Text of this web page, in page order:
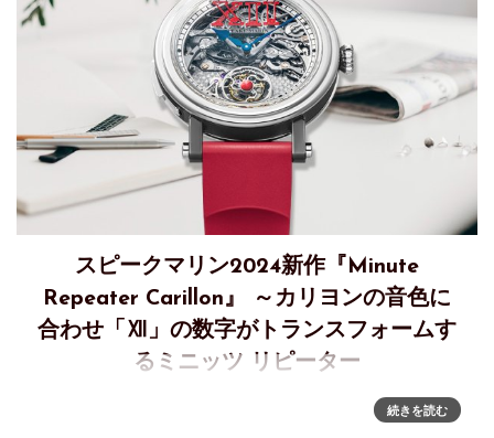
スピークマリン2024新作『Minute
Repeater Carillon』 ～カリヨンの音色に
合わせ「Ⅻ」の数字がトランスフォームす
るミニッツ リピーター
スピークマリン2024年新作モデル 『Minute Repeater
Carillon』 ～ ３つのゴングとハンマーが奏でるカリヨンの音
続きを読む